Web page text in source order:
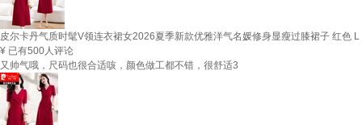
皮尔卡丹气质时髦V领连衣裙女2026夏季新款优雅洋气名媛修身显瘦过膝裙子 红色
¥ 已有500人评论
又帅气哦，尺码也很合适咳，颜色做工都不错，很舒适3